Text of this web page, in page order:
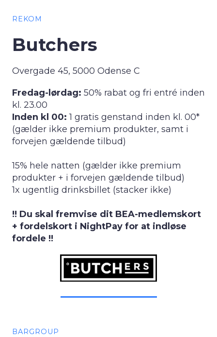
REKOM
Butchers
Overgade 45, 5000 Odense C
Fredag-lørdag: 50% rabat og fri entré inden
kl. 23.00
Inden kl 00:1 gratis genstand inden kl. 00*
(gælder ikke premium produkter, samt i
forvejen gældende tilbud)
15% hele natten (gælder ikke premium
produkter + i forvejen gældende tilbud)
1x ugentlig drinksbillet (stacker ikke)
!! Du skal fremvise dit BEA-medlemskort
+ fordelskort i NightPay for at indløse
fordele !!
BARGROUP